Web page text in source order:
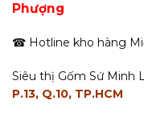
Phượng
☎ Hotline kho hàng
Siêu thị Gốm Sứ Minh
P.13, Q.10, TP.HCM